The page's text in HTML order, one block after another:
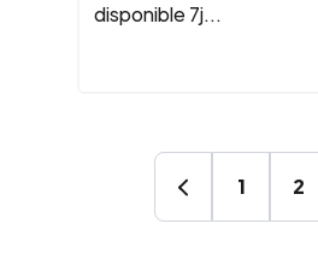
disponible 7j...
1 2